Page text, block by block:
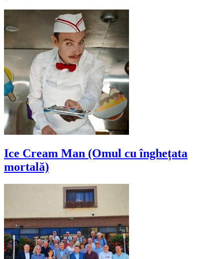
Ice Cream Man (Omul cu înghețata
mortală)